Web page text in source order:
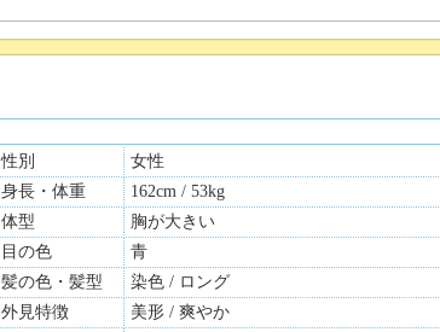
性別
女性
身長・体重
162cm / 53kg
体型
胸が大きい
目の色
青
髪の色・髪型
染色 / ロング
外見特徴
美形 / 爽やか